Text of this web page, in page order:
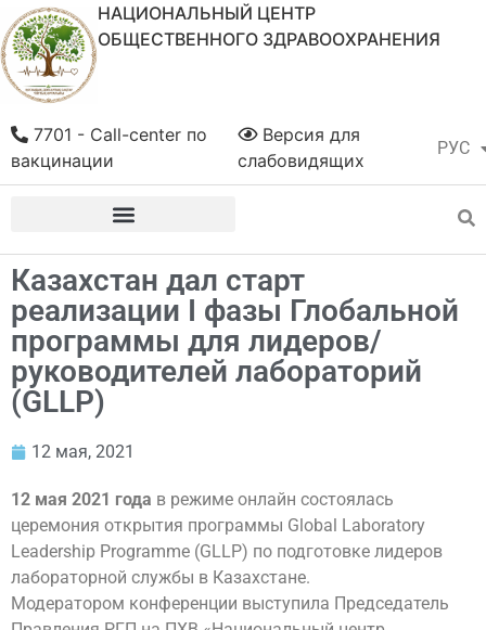
НАЦИОНАЛЬНЫЙ ЦЕНТР
ОБЩЕСТВЕННОГО ЗДРАВООХРАНЕНИЯ
РУС
ҚАЗ
Версия для
слабовидящих
7701 - Call-center по
вакцинации
Казахстан дал старт
реализации I фазы Глобальной
программы для лидеров/
руководителей лабораторий
(GLLP)
12 мая, 2021
12 мая 2021 года в режиме онлайн состоялась
церемония открытия программы Global Laboratory
Leadership Programme (GLLP) по подготовке лидеров
лабораторной службы в Казахстане.
Модератором конференции выступила Председатель